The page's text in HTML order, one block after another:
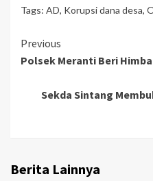
Tags: AD, Korupsi dana desa,
Continue
Reading
Previous
Polsek Meranti Beri
Sekda Sintang
Berita Lainnya